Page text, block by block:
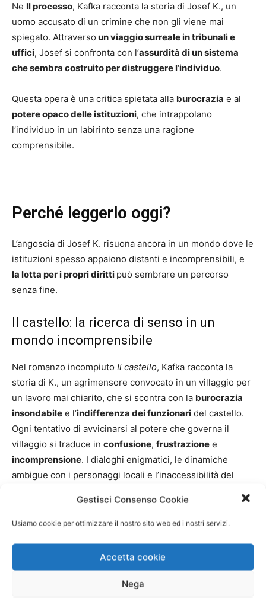
Gestisci Consenso Cookie
Usiamo cookie per ottimizzare il nostro sito web ed i nostri servizi.
Accetta cookie
Nega
Ne Il processo, Kafka racconta la storia di Josef K., un
uomo accusato di un crimine che non gli viene mai
spiegato. Attraverso un viaggio surreale in tribunali e
uffici, Josef si confronta con l’assurdità di un sistema
che sembra costruito per distruggere l’individuo.
Questa opera è una critica spietata alla burocrazia e al
potere opaco delle istituzioni, che intrappolano
l’individuo in un labirinto senza una ragione
comprensibile.
Perché leggerlo oggi?
L’angoscia di Josef K. risuona ancora in un mondo dove le
istituzioni spesso appaiono distanti e incomprensibili, e
la lotta per i propri diritti può sembrare un percorso
senza fine.
Il castello: la ricerca di senso in un
mondo incomprensibile
Nel romanzo incompiuto Il castello, Kafka racconta la
storia di K., un agrimensore convocato in un villaggio per
un lavoro mai chiarito, che si scontra con la burocrazia
insondabile e l’indifferenza dei funzionari del castello.
Ogni tentativo di avvicinarsi al potere che governa il
villaggio si traduce in confusione, frustrazione e
incomprensione. I dialoghi enigmatici, le dinamiche
ambigue con i personaggi locali e l’inaccessibilità del
impotenza dell’uomo di fronte a sistemi più grandi di lui
Perché leggerlo oggi?